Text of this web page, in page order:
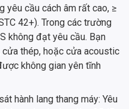
yêu cầu cách âm rất cao, ≥
42+). Trong các trường
không đạt yêu cầu. Bạn
thép, hoặc cửa acoustic
không gian yên tĩnh
hành lang thang máy: Yêu